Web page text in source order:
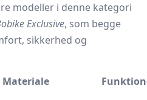
modeller i denne kategori
Exclusive, som begge
sikkerhed og
Materiale